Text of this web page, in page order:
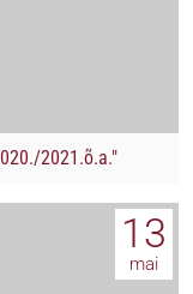
2021.õ.a."
13
mai